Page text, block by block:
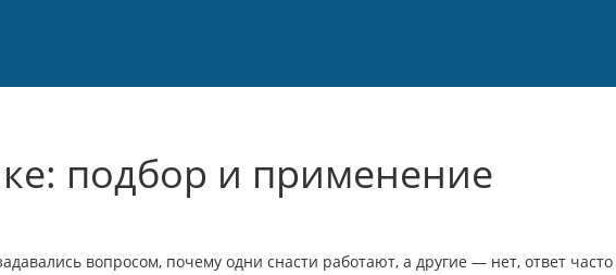
подбор и применение
вопросом, почему одни снасти работают, а другие — нет, ответ часто